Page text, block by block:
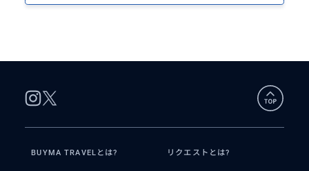
BUYMA TRAVELとは? リクエストとは?